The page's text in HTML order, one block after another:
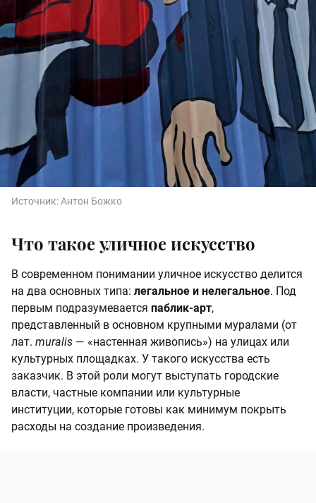
Источник:Антон Божко
Что такое уличное искусство
В современном понимании уличное искусство делится
на два основных типа: легальное и нелегальное. Под
первым подразумевается паблик-арт,
представленный в основном крупными муралами (от
лат. muralis — «настенная живопись») на улицах или
культурных площадках. У такого искусства есть
заказчик. В этой роли могут выступать городские
власти, частные компании или культурные
институции, которые готовы как минимум покрыть
расходы на создание произведения.